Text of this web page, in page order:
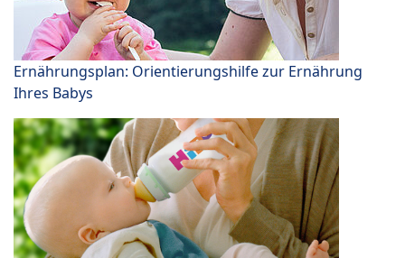
Ernährungsplan: Orientierungshilfe zur Ernährung
Ihres Babys